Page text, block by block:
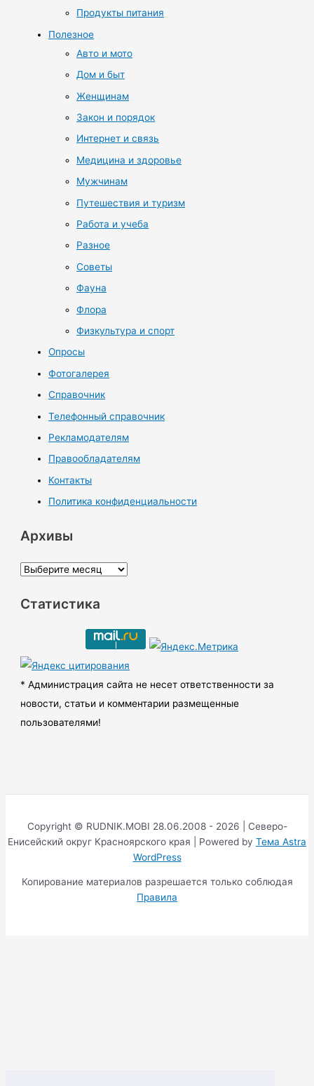
Продукты питания
Полезное
Авто и мото
Дом и быт
Женщинам
Закон и порядок
Интернет и связь
Медицина и здоровье
Мужчинам
Путешествия и туризм
Работа и учеба
Разное
Советы
Фауна
Флора
Физкультура и спорт
Опросы
Фотогалерея
Справочник
Телефонный справочник
Рекламодателям
Правообладателям
Контакты
Политика конфиденциальности
Архивы
А
х
ы
Статистика
* Администрация сайта не несет ответственности за
новости, статьи и комментарии размещенные
пользователями!
Copyright © RUDNIK.MOBI 28.06.2008 - 2026 | Северо-
Енисейский округ Красноярского края | Powered by Тема Astra
WordPress
Копирование материалов разрешается только соблюдая
Правила